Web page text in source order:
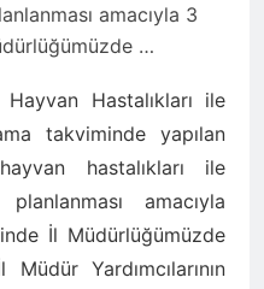
amacıyla 3
…
Hayvan Hastalıkları ile
takviminde yapılan
hastalıkları ile
planlanması amacıyla
İl Müdürlüğümüzde
Yardımcılarının